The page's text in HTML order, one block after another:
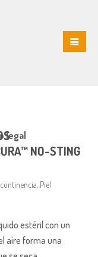
NO-STING
, Piel
estéril con un
aire forma una
legal